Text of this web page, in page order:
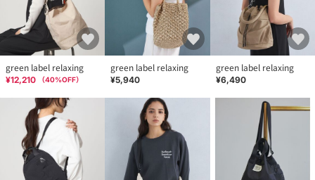
green label relaxing
¥12,210 （40%OFF）
green label relaxing
¥5,940
green label relaxing
¥6,490